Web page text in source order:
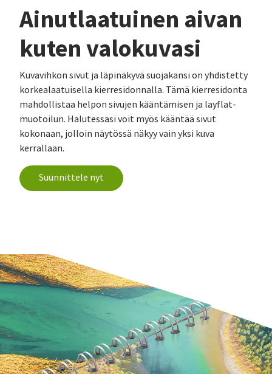
Ainutlaatuinen aivan
kuten valokuvasi
Kuvavihkon sivut ja läpinäkyvä suojakansi on yhdistetty
korkealaatuisella kierresidonnalla. Tämä kierresidonta
mahdollistaa helpon sivujen kääntämisen ja layflat-
muotoilun. Halutessasi voit myös kääntää sivut
kokonaan, jolloin näytössä näkyy vain yksi kuva
kerrallaan.
Suunnittele nyt